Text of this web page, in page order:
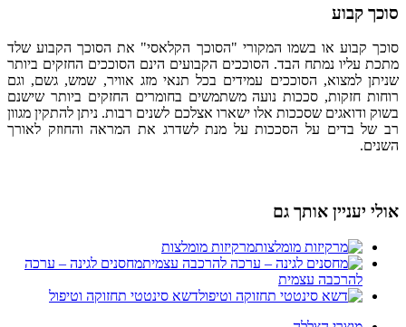
סוכך קבוע
סוכך קבוע או בשמו המקורי "הסוכך הקלאסי" את הסוכך הקבוע שלד
מתכת עליו נמתח הבד. הסוככים הקבועים הינם הסוככים החזקים ביותר
שניתן למצוא, הסוככים עמידים בכל תנאי מזג אוויר, שמש, גשם, וגם
רוחות חזקות, סככות נועה משתמשים בחומרים החזקים ביותר שישנם
בשוק ודואגים שסככות אלו ישארו אצלכם לשנים רבות. ניתן להתקין מגוון
רב של בדים על הסככות על מנת לשדרג את המראה והחוזק לאורך
השנים.
אולי יעניין אותך גם
מרקיזות מומלצות
מחסנים לגינה – ערכה
להרכבה עצמית
דשא סינטטי תחזוקה וטיפול